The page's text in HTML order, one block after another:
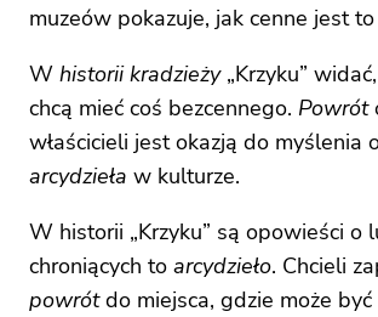
muzeów pokazuje, jak cenne jest to
W historii kradzieży„Krzyku”
chcą mieć coś bezcennego. Powrót
właścicieli jest okazją do myślenia
arcydzieła w kulturze.
W historii „Krzyku” są opowieści o
chroniących to arcydzieło. Chcieli
powrótdo miejsca, gdzie może